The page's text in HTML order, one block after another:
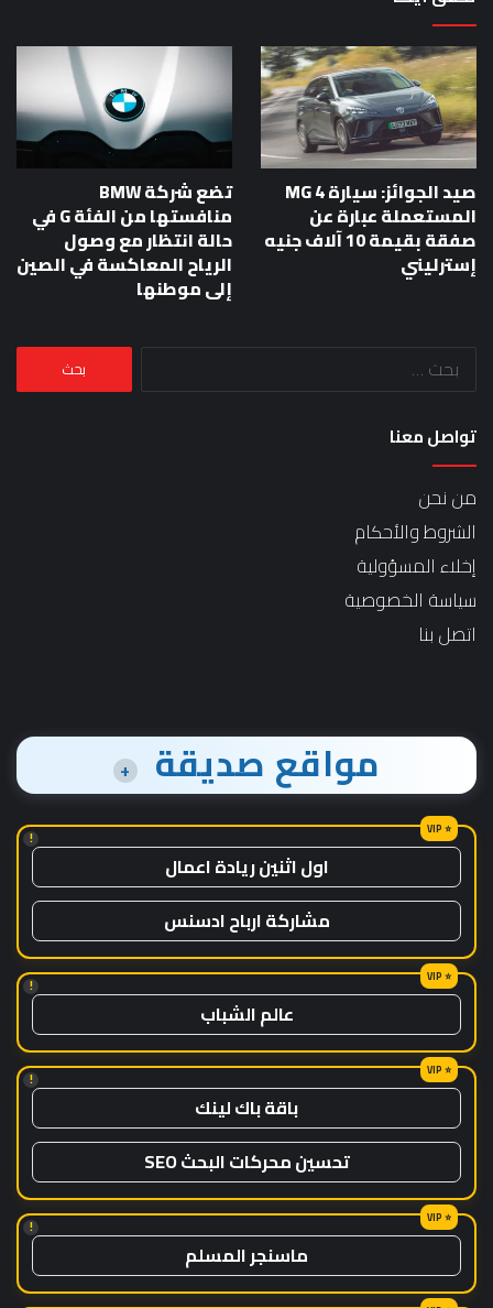
صيد الجوائز: سيارة MG 4
المستعملة عبارة عن
صفقة بقيمة 10 آلاف جنيه
إسترليني
تضع شركة BMW
منافستها من الفئة G في
حالة انتظار مع وصول
الرياح المعاكسة في الصين
إلى موطنها
البحث
تواصل معنا
من نحن
الشروط والأحكام
إخلاء المسؤولية
سياسة الخصوصية
اتصل بنا
مواقع صديقة +
!
اول اثنين ريادة اعمال
مشاركة ارباح ادسنس
!
عالم الشباب
!
باقة باك لينك
تحسين محركات البحث SEO
!
ماسنجر المسلم